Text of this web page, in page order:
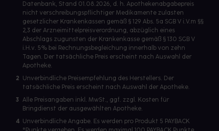
Datenbank, Stand 01.08.2026, d. h. Apothekenabgabepreis
nicht verschreibungspflichtiger Medikamente zulasten
gesetzlicher Krankenkassen gemäß § 129 Abs. 5a SGB V i.V.m §§
2,3 der Arzneimittelpreisverordnung, abzüglich eines
Abschlags zugunsten der Krankenkasse gemäß § 130 SGB V
i.H.v. 5% bei Rechnungsbegleichung innerhalb von zehn
Tagen. Der tatsächliche Preis erscheint nach Auswahl der
Apotheke.
2 Unverbindliche Preisempfehlung des Herstellers. Der
tatsächliche Preis erscheint nach Auswahl der Apotheke.
3 Alle Preisangaben inkl. MwSt., ggf. zzgl. Kosten für
Bringdienst der ausgewählten Apotheke.
4 Unverbindliche Angabe. Es werden pro Produkt 5 PAYBACK